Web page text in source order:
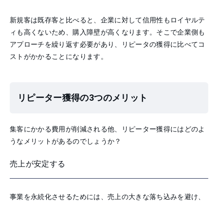
新規客は既存客と比べると、企業に対して信用性もロイヤルテ
ィも高くないため、購入障壁が高くなります。そこで企業側も
アプローチを繰り返す必要があり、リピータの獲得に比べてコ
ストがかかることになります。
リピーター獲得の3つのメリット
集客にかかる費用が削減される他、リピーター獲得にはどのよ
うなメリットがあるのでしょうか？
売上が安定する
事業を永続化させるためには、売上の大きな落ち込みを避け、